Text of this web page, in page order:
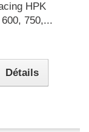
HPK
750,...
Détails